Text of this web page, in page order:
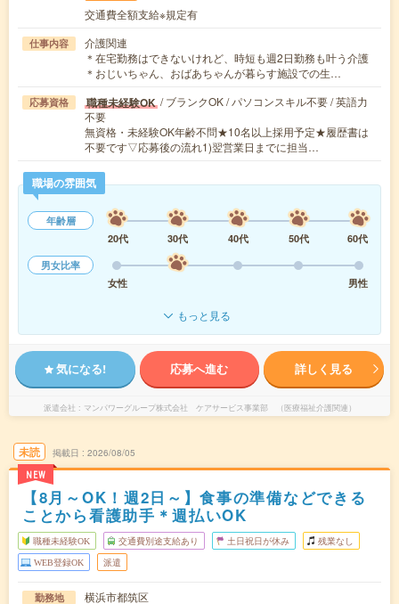
交通費全額支給※規定有
仕事内容
介護関連
＊在宅勤務はできないけれど、時短も週2日勤務も叶う介護
＊おじいちゃん、おばあちゃんが暮らす施設での生…
応募資格 職種未経験OK / ブランクOK / パソコンスキル不要 / 英語力
不要
無資格・未経験OK年齢不問★10名以上採用予定★履歴書は
不要です▽応募後の流れ1)翌営業日までに担当…
職場の雰囲気
年齢層
20代
30代 40代 50代
60代
男女比率
女性
男性
もっと見る
気になる! 応募へ進む 詳しく見る
派遣会社 マンパワーグループ株式会社 ケアサービス事業部 （医療福祉介護関連）
未読
NEW
掲載日 2026/08/05
【8月～OK！週2日～】食事の準備などできる
ことから看護助手＊週払いOK
職種未経験OK 交通費別途支給あり 土日祝日が休み 残業なし
WEB登録OK 派遣
勤務地 横浜市都筑区